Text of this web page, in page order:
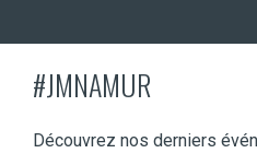
#JMNAMUR
Découvrez nos derniers